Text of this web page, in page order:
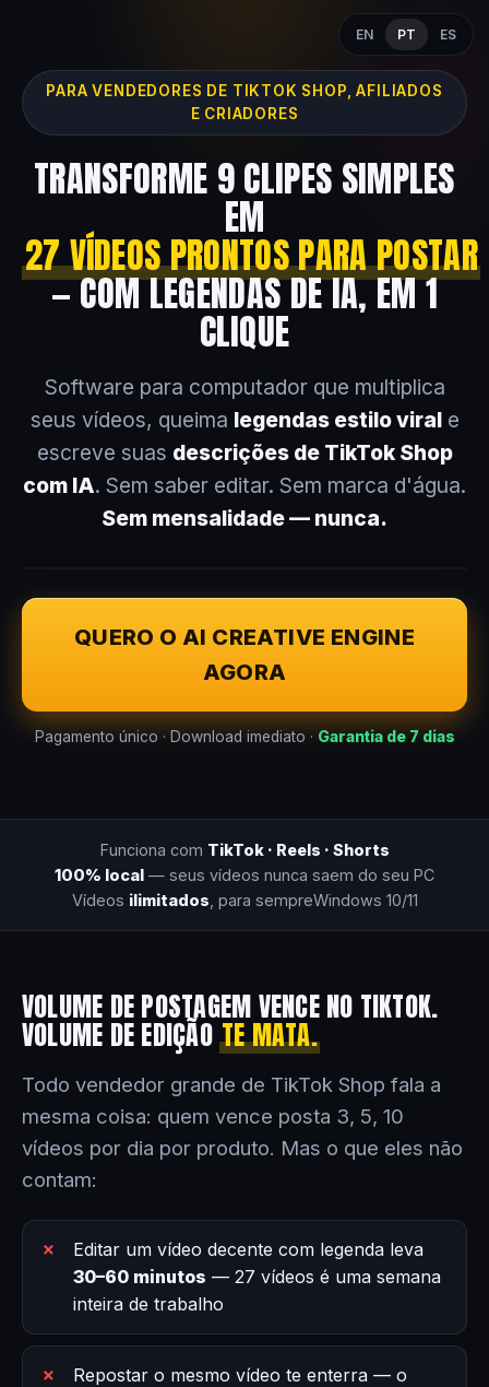
EN PT ES
PARA VENDEDORES DE TIKTOK SHOP, AFILIADOS
E CRIADORES
TRANSFORME 9 CLIPES SIMPLES
EM
27 VÍDEOS PRONTOS PARA POSTAR
— COM LEGENDAS DE IA, EM 1
CLIQUE
Software para computador que multiplica
seus vídeos, queima legendas estilo virale
escreve suas descrições de TikTok Shop
com IA. Sem saber editar. Sem marca d'água.
Sem mensalidade — nunca.
QUERO O AI CREATIVE ENGINE
AGORA
Pagamento único · Download imediato · Garantia de 7 dias
Funciona com TikTok · Reels · Shorts
100% local — seus vídeos nunca saem do seu PC
Vídeos ilimitados , para sempreWindows 10/11
VOLUME DE POSTAGEM VENCE NO TIKTOK.
VOLUME DE EDIÇÃOTE MATA.
Todo vendedor grande de TikTok Shop fala a
mesma coisa: quem vence posta 3, 5, 10
vídeos por dia por produto. Mas o que eles não
contam:
Editar um vídeo decente com legenda leva
30–60 minutos — 27 vídeos é uma semana
inteira de trabalho
Repostar o mesmo vídeo te enterra — o